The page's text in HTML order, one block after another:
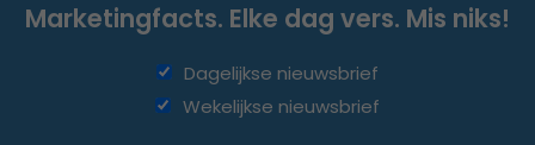
Marketingfacts. Elke dag vers. Mis niks!
Dagelijkse nieuwsbrief
Wekelijkse nieuwsbrief